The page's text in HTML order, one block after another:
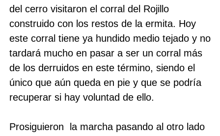
del cerro visitaron el corral del Rojillo
construido con los restos de la ermita. Hoy
este corral tiene ya hundido medio tejado y no
tardará mucho en pasar a ser un corral más
de los derruidos en este término, siendo el
único que aún queda en pie y que se podría
recuperar si hay voluntad de ello.
Prosiguieron la marcha pasando al otro lado